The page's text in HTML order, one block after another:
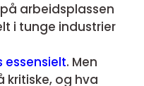
arbeidsplassen
i tunge industrier
essensielt. Men
kritiske, og hva